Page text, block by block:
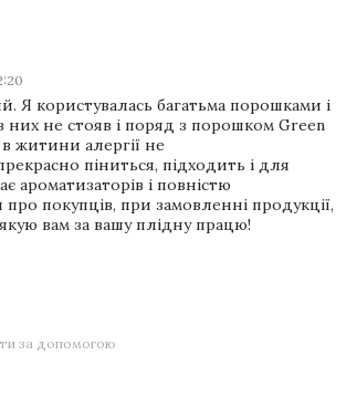
користувалась багатьма порошками і
них не стояв і поряд з порошком Green
житини алергії не
піниться, підходить і для
ароматизаторів і повністю
покупців, при замовленні продукції,
вам за вашу плідну працю!
за допомогою